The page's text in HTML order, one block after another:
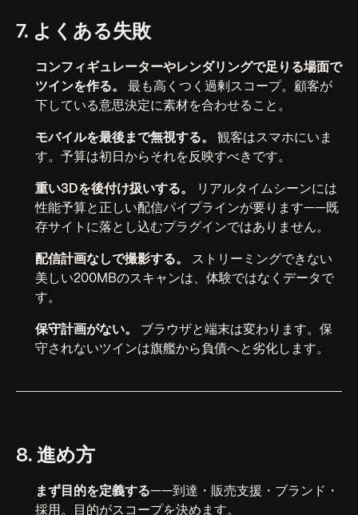
7. よくある失敗
コンフィギュレーターやレンダリングで足りる場面で
ツインを作る。
最も高くつく過剰スコープ。顧客が
下している意思決定に素材を合わせること。
モバイルを最後まで無視する。
観客はスマホにいま
す。予算は初日からそれを反映すべきです。
重い3Dを後付け扱いする。
リアルタイムシーンには
性能予算と正しい配信パイプラインが要ります——既
存サイトに落とし込むプラグインではありません。
配信計画なしで撮影する。
ストリーミングできない
美しい200MBのスキャンは、体験ではなくデータで
す。
保守計画がない。
ブラウザと端末は変わります。保
守されないツインは旗艦から負債へと劣化します。
8. 進め方
まず目的を定義する——到達・販売支援・ブランド・
採用。目的がスコープを決めます。